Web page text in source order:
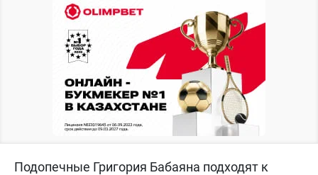
Подопечные Григория Бабаяна подходят к